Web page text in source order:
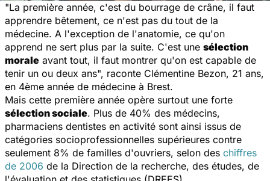
"La première année, c'est du bourrage de crâne, il faut
apprendre bêtement, ce n'est pas du tout de la
médecine. A l'exception de l'anatomie, ce qu'on
apprend ne sert plus par la suite. C'est une sélection
morale avant tout, il faut montrer qu'on est capable de
tenir un ou deux ans", raconte Clémentine Bezon, 21 ans,
en 4ème année de médecine à Brest.
Mais cette première année opère surtout une forte
sélection sociale. Plus de 40% des médecins,
pharmaciens dentistes en activité sont ainsi issus de
catégories socioprofessionnelles supérieures contre
seulement 8% de familles d'ouvriers, selon des chiffres
de 2006 de la Direction de la recherche, des études, de